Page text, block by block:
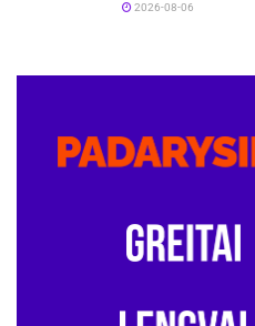
2026-08-06